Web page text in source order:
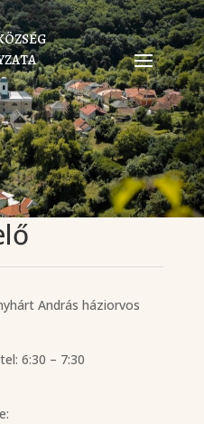
András háziorvos
6:30 – 7:30